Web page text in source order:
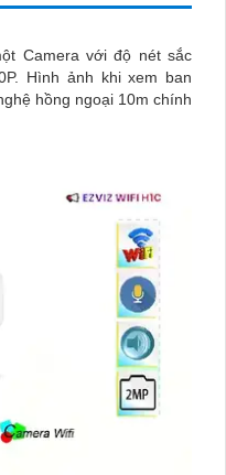
Camera với độ nét sắc
hồng ngoại 10m chính